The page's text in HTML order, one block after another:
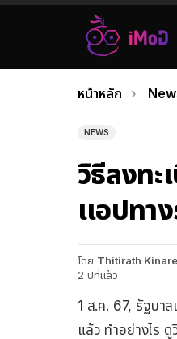
เรื่อง
ล่าสุด
คุณอยู่ที่นี่:
หน้าหลัก
NEWS
วิธีลงท
แอปทา
โดย Thitirath
2 ปีที่แล้ว
1 ส.ค. 67, รัฐบา
แล้ว ทำอย่างไร ดู